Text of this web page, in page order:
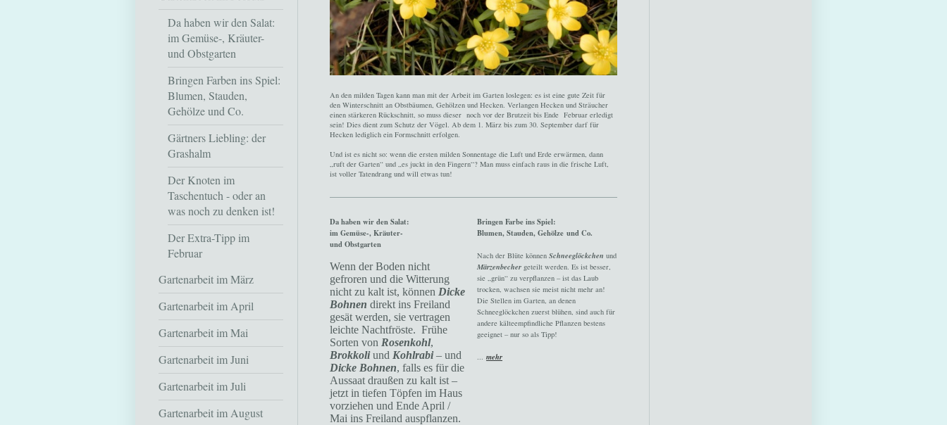
Da haben wir den Salat:
im Gemüse-, Kräuter-
und Obstgarten
Bringen Farben ins Spiel:
Blumen, Stauden,
Gehölze und Co.
Gärtners Liebling: der
Grashalm
Der Knoten im
Taschentuch - oder an
was noch zu denken ist!
Der Extra-Tipp im
Februar
Gartenarbeit im März
Gartenarbeit im April
Gartenarbeit im Mai
Gartenarbeit im Juni
Gartenarbeit im Juli
Gartenarbeit im August
An den milden Tagen kann man mit der Arbeit im Garten loslegen: es ist eine gute Zeit für
den Winterschnitt an Obstbäumen, Gehölzen und Hecken. Verlangen Hecken und Sträucher
einen stärkeren Rückschnitt, so muss dieser noch vor der Brutzeit bis Ende Februar erledigt
sein! Dies dient zum Schutz der Vögel. Ab dem 1. März bis zum 30. September darf für
Hecken lediglich ein Formschnitt erfolgen.
Und ist es nicht so: wenn die ersten milden Sonnentage die Luft und Erde erwärmen, dann
„ruft der Garten“ und „es juckt in den Fingern“? Man muss einfach raus in die frische Luft,
ist voller Tatendrang und will etwas tun!
Da haben wir den Salat:
im Gemüse-, Kräuter-
und Obstgarten
Wenn der Boden nicht
gefroren und die Witterung
nicht zu kalt ist, können Dicke
Bohnen direkt ins Freiland
gesät werden, sie vertragen
leichte Nachtfröste. Frühe
Sorten von Rosenkohl,
Brokkoliund Kohlrabi– und
Dicke Bohnen, falls es für die
Aussaat draußen zu kalt ist –
jetzt in tiefen Töpfen im Haus
vorziehen und Ende April /
Mai ins Freiland auspflanzen.
Bringen Farbe ins Spiel:
Blumen, Stauden, Gehölze und Co.
Nach der Blüte können Schneeglöckchen und
Märzenbechergeteilt werden. Es ist besser,
sie „grün“ zu verpflanzen – ist das Laub
trocken, wachsen sie meist nicht mehr an!
Die Stellen im Garten, an denen
Schneeglöckchen zuerst blühen, sind auch für
andere kälteempfindliche Pflanzen bestens
geeignet – nur so als Tipp!
mehr